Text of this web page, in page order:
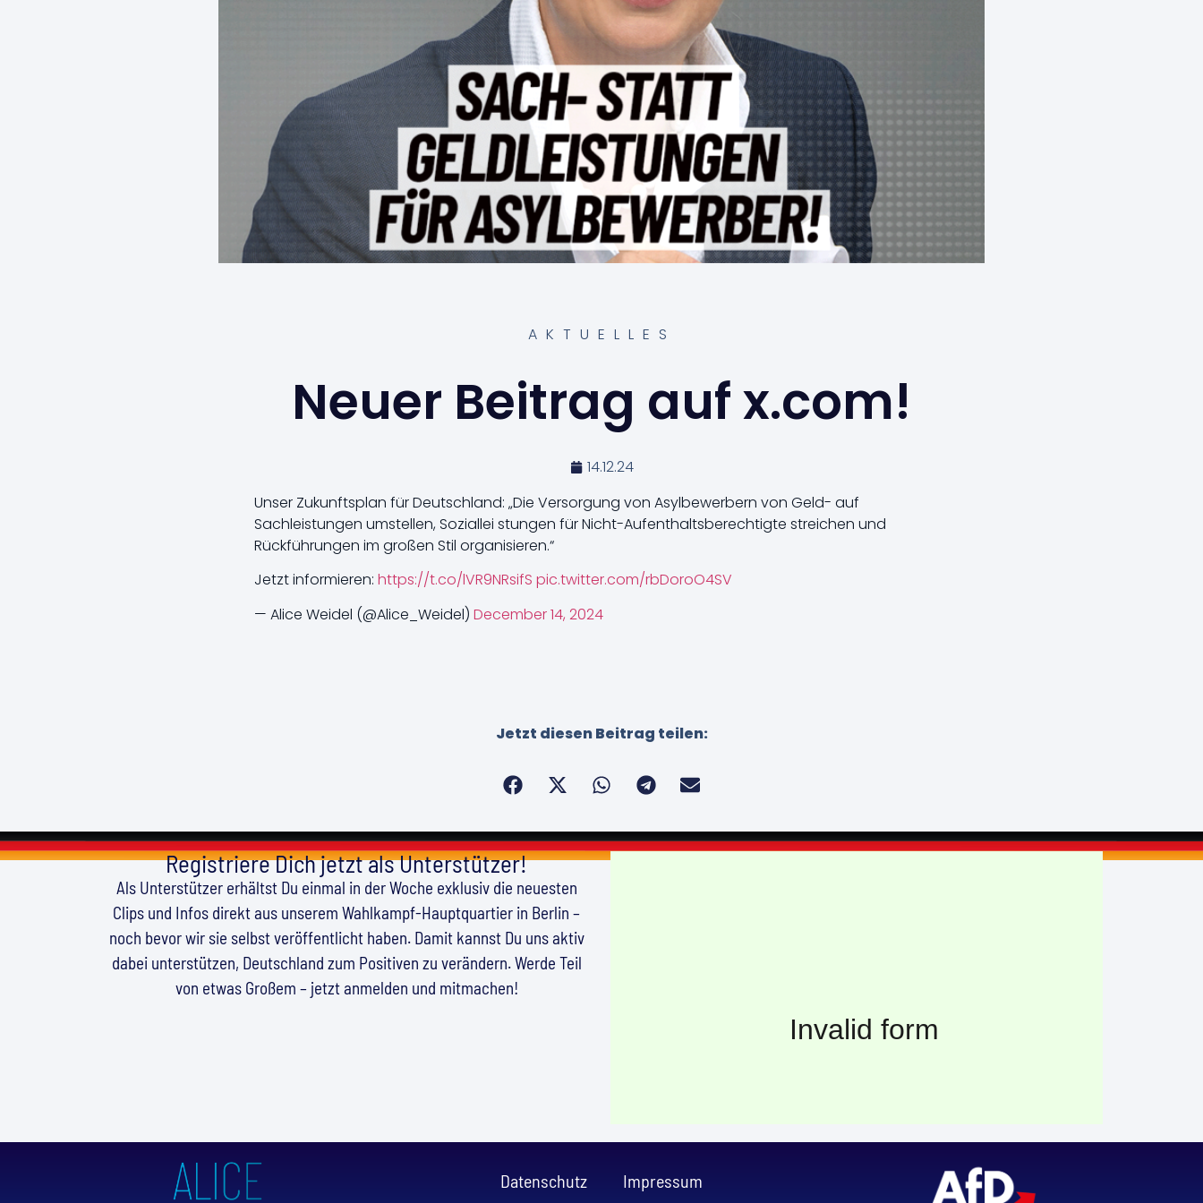
AKTUELLES
Neuer Beitrag auf x.com!
14.12.24
Unser Zukunftsplan für Deutschland: „Die Versorgung von Asylbewerbern von Geld- auf
Sachleistungen umstellen, Soziallei stungen für Nicht-Aufenthaltsberechtigte streichen und
Rückführungen im großen Stil organisieren.“
Jetzt informieren: https://t.co/lVR9NRsifS pic.twitter.com/rbDoroO4SV
— Alice Weidel (@Alice_Weidel) December 14, 2024
Jetzt diesen Beitrag teilen:
Registriere Dich jetzt als Unterstützer!
Als Unterstützer erhältst Du einmal in der Woche exklusiv die neuesten
Clips und Infos direkt aus unserem Wahlkampf-Hauptquartier in Berlin –
noch bevor wir sie selbst veröffentlicht haben. Damit kannst Du uns aktiv
dabei unterstützen, Deutschland zum Positiven zu verändern. Werde Teil
von etwas Großem – jetzt anmelden und mitmachen!
Datenschutz Impressum